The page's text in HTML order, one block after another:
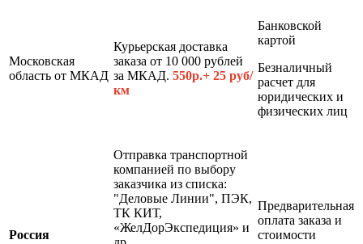
Московская
область от МКАД
Курьерская доставка
заказа от 10 000 рублей
за МКАД. 550р.+ 25 руб/
км
Банковской
картой
Безналичный
расчет для
юридических и
физических лиц
Россия
Отправка транспортной
компанией по выбору
заказчика из списка:
"Деловые Линии", ПЭК,
ТК КИТ,
«ЖелДорЭкспедиция» и
Предварительная
оплата заказа и
стоимости